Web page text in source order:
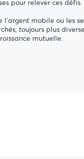
pour relever ces défis.
mobile ou les
toujours plus
mutuelle.